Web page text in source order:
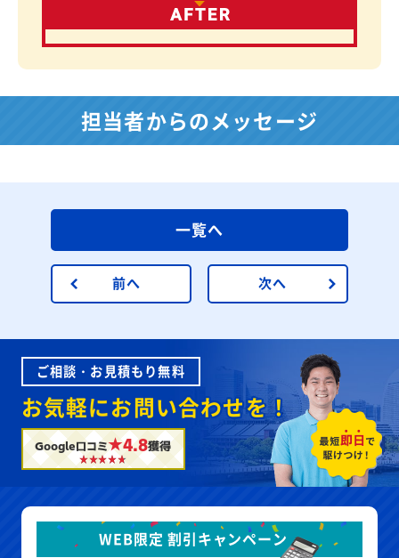
担当者からのメッセージ
前へ
一覧へ
次へ
ご相談・お見積もり無料
お気軽にお問い合わせを！
Google口コミ★4.8獲得
WEB限定 割引キャンペーン